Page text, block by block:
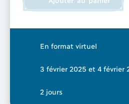
En format virtuel
3 février 2025 et 4 février
2 jours